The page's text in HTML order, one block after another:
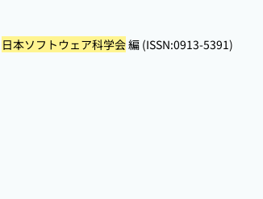
日本ソフトウェア科学会編 (ISSN:0913-5391)